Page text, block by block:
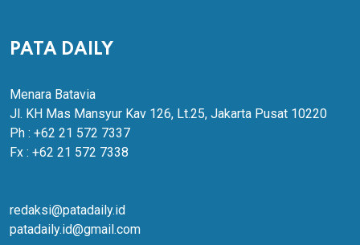
PATA DAILY
Menara Batavia
Jl. KH Mas Mansyur Kav 126, Lt.25, Jakarta Pusat 10220
Ph : +62 21 572 7337
Fx : +62 21 572 7338
redaksi@patadaily.id
patadaily.id@gmail.com